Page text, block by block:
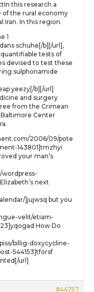
this research a
of the rural economy
Iran. In this region.
1
schuhe[/b][/url],
tests of
devised to test these
sulphonamide
yeezy[/b][/url]
and surgery
from the Crimean
Center
2006/09/pote
143801]tmzhyi
your man’s
next
]jujwsq but you
velit/etiam-
How Do
billig-doxycycline-
544153]tforsf
url]
#44757